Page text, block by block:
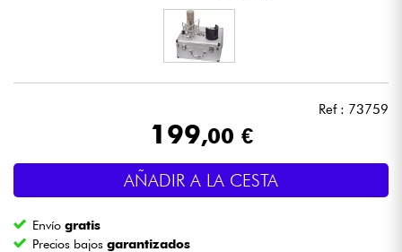
Sistemas de Sonido
Batería y percusión
Ref : 73759
199,00 €
AÑADIR A LA CESTA
Envíogratis
Precios bajosgarantizados